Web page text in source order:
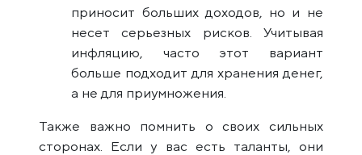
приносит больших доходов, но и не
несет серьезных рисков. Учитывая
инфляцию, часто этот вариант
больше подходит для хранения денег,
а не для приумножения.
Также важно помнить о своих сильных
сторонах. Если у вас есть таланты, они